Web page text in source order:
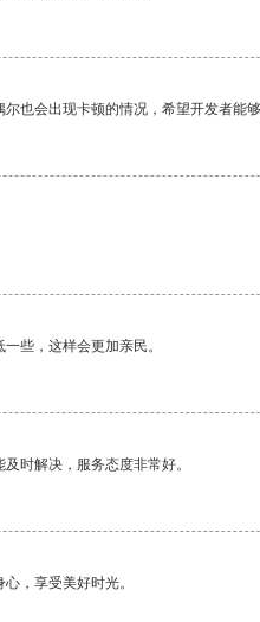
也会出现卡顿的情况，希望开发者能够
些，这样会更加亲民。
时解决，服务态度非常好。
，享受美好时光。